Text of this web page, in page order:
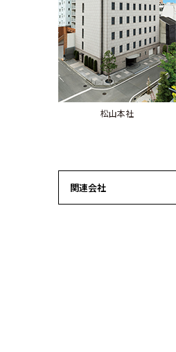
松山本社
関連会社